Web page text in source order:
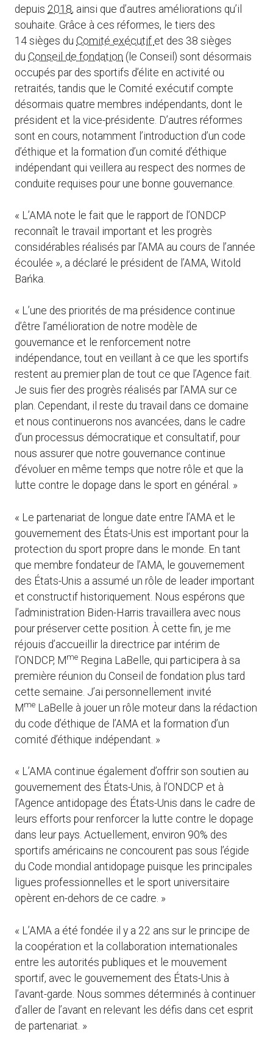
depuis 2018, ainsi que d’autres améliorations qu’il
souhaite. Grâce à ces réformes, le tiers des
14 sièges du Comité exécutif et des 38 sièges
du Conseil de fondation (le Conseil) sont désormais
occupés par des sportifs d’élite en activité ou
retraités, tandis que le Comité exécutif compte
désormais quatre membres indépendants, dont le
président et la vice-présidente. D’autres réformes
sont en cours, notamment l’introduction d’un code
d’éthique et la formation d’un comité d’éthique
indépendant qui veillera au respect des normes de
conduite requises pour une bonne gouvernance.
« L’AMA note le fait que le rapport de l’ONDCP
reconnaît le travail important et les progrès
considérables réalisés par l’AMA au cours de l’année
écoulée », a déclaré le président de l’AMA, Witold
Bańka.
« L’une des priorités de ma présidence continue
d’être l’amélioration de notre modèle de
gouvernance et le renforcement notre
indépendance, tout en veillant à ce que les sportifs
restent au premier plan de tout ce que l’Agence fait.
Je suis fier des progrès réalisés par l’AMA sur ce
plan. Cependant, il reste du travail dans ce domaine
et nous continuerons nos avancées, dans le cadre
d’un processus démocratique et consultatif, pour
nous assurer que notre gouvernance continue
d’évoluer en même temps que notre rôle et que la
lutte contre le dopage dans le sport en général. »
« Le partenariat de longue date entre l’AMA et le
gouvernement des États-Unis est important pour la
protection du sport propre dans le monde. En tant
que membre fondateur de l’AMA, le gouvernement
des États-Unis a assumé un rôle de leader important
et constructif historiquement. Nous espérons que
l’administration Biden-Harris travaillera avec nous
pour préserver cette position. À cette fin, je me
réjouis d’accueillir la directrice par intérim de
l’ONDCP, Mme Regina LaBelle, qui participera à sa
première réunion du Conseil de fondation plus tard
cette semaine. J’ai personnellement invité
Mme LaBelle à jouer un rôle moteur dans la rédaction
du code d’éthique de l’AMA et la formation d’un
comité d’éthique indépendant. »
« L’AMA continue également d’offrir son soutien au
gouvernement des États-Unis, à l’ONDCP et à
l’Agence antidopage des États-Unis dans le cadre de
leurs efforts pour renforcer la lutte contre le dopage
dans leur pays. Actuellement, environ 90% des
sportifs américains ne concourent pas sous l’égide
du Code mondial antidopage puisque les principales
ligues professionnelles et le sport universitaire
opèrent en-dehors de ce cadre. »
« L’AMA a été fondée il y a 22 ans sur le principe de
la coopération et la collaboration internationales
entre les autorités publiques et le mouvement
sportif, avec le gouvernement des États-Unis à
l’avant-garde. Nous sommes déterminés à continuer
d’aller de l’avant en relevant les défis dans cet esprit
de partenariat. »